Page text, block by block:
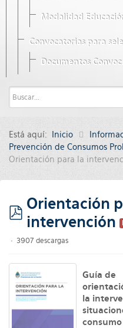
Modalidad
Convocatorias para
Documentos
Está aquí: Inicio
Prevención de Consumos
Orientación para la
pdf
Orientación
intervención
3907 descargas
Guía de
la
consumo